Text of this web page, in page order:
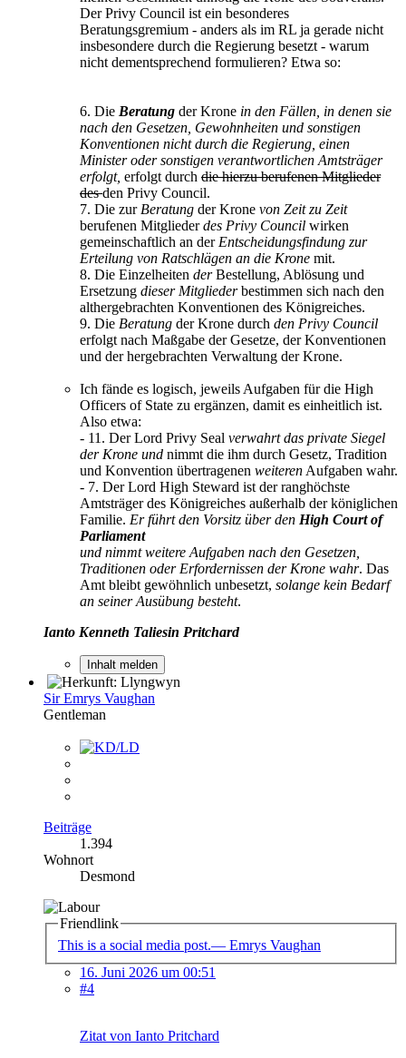
Der Privy Council ist ein besonderes
Beratungsgremium - anders als im RL ja gerade nicht
insbesondere durch die Regierung besetzt - warum
nicht dementsprechend formulieren? Etwa so:
6. Die Beratung der Krone in den Fällen, in denen sie
nach den Gesetzen, Gewohnheiten und sonstigen
Konventionen nicht durch die Regierung, einen
Minister oder sonstigen verantwortlichen Amtsträger
erfolgt, erfolgt durch die hierzu berufenen Mitglieder
desden Privy Council.
7. Die zurBeratung der Krone von Zeit zu Zeit
berufenen Mitgliederdes Privy Council wirken
gemeinschaftlich an derEntscheidungsfindung zur
Erteilung von Ratschlägen an die Krone mit.
8. Die Einzelheiten derBestellung, Ablösung und
Ersetzung dieser Mitgliederbestimmen sich nach den
althergebrachten Konventionen des Königreiches.
9. Die Beratung der Krone durch den Privy Council
erfolgt nach Maßgabe der Gesetze, der Konventionen
und der hergebrachten Verwaltung der Krone.
Ich fände es logisch, jeweils Aufgaben für die High
Officers of State zu ergänzen, damit es einheitlich ist.
Also etwa:
- 11. Der Lord Privy Seal verwahrt das private Siegel
der Krone und nimmt die ihm durch Gesetz, Tradition
und Konvention übertragenen weiterenAufgaben wahr.
- 7. Der Lord High Steward ist der ranghöchste
Amtsträger des Königreiches außerhalb der königlichen
Familie. Er führt den Vorsitz über den High Court of
Parliament
und nimmt weitere Aufgaben nach den Gesetzen,
Traditionen oder Erfordernissen der Krone wahr. Das
Amt bleibt gewöhnlich unbesetzt, solange kein Bedarf
an seiner Ausübung besteht.
Ianto Kenneth Taliesin Pritchard
Inhalt melden
Sir Emrys Vaughan
Gentleman
Beiträge
1.394
Wohnort
Desmond
Friendlink
This is a social media post.— Emrys Vaughan
16. Juni 2026 um 00:51
#4
Zitat von Ianto Pritchard